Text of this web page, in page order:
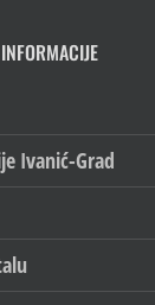
Ivanić-Grad